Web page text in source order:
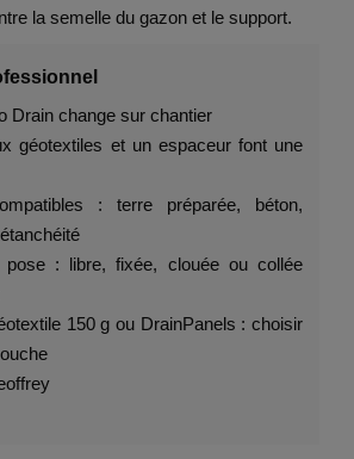
la semelle du gazon et le support.
Drain change sur chantier
géotextiles et un espaceur font une
: terre préparée, béton,
: libre, fixée, clouée ou collée
150 g ou DrainPanels : choisir